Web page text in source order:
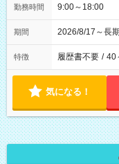
勤務時間 9:00～18:00
期間 2026/8/17～長
特徴 履歴書不要 / 40
気になる！